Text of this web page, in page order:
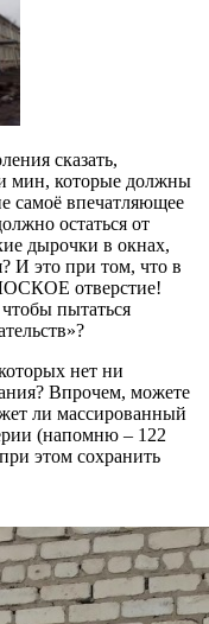
сказать,
мин, которые должны
самоё впечатляющее
остаться от
дырочки в окнах,
И это при том, что в
отверстие!
пытаться
нет ни
Впрочем, можете
ли массированный
(напомню – 122
этом сохранить